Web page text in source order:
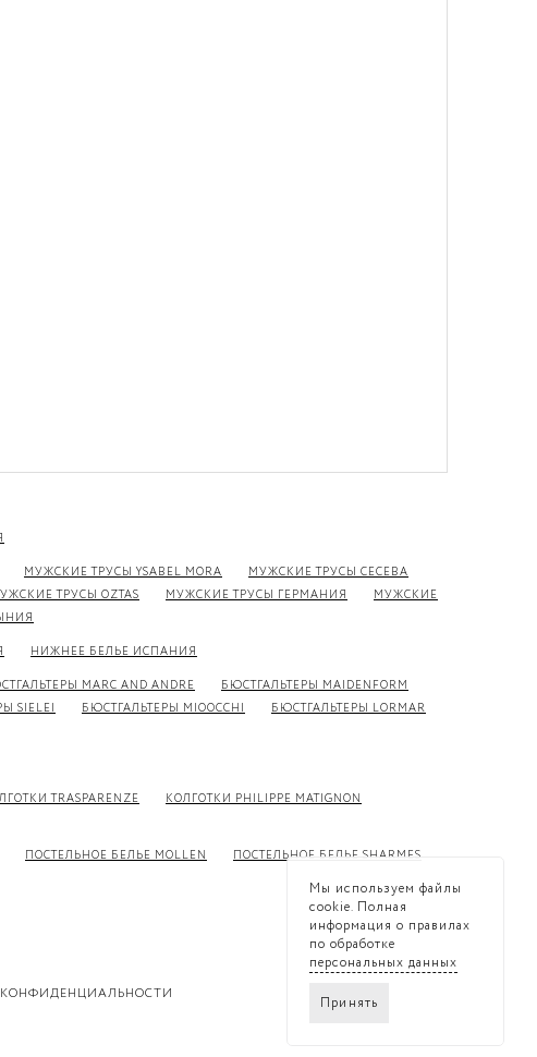
МУЖСКИЕ ТРУСЫ YSABEL MORA
МУЖСКИЕ ТРУСЫ CECEBA
ТРУСЫ OZTAS МУЖСКИЕ ТРУСЫ ГЕРМАНИЯ
МУЖСКИЕ
НИЖНЕЕ БЕЛЬЕ ИСПАНИЯ
MARC AND ANDRE
БЮСТГАЛЬТЕРЫ MAIDENFORM
SIELEI БЮСТГАЛЬТЕРЫ MIOOCCHI
БЮСТГАЛЬТЕРЫ LORMAR
TRASPARENZE
КОЛГОТКИ PHILIPPE MATIGNON
ПОСТЕЛЬНОЕ БЕЛЬЕ MOLLEN
ПОСТЕЛЬНОЕ БЕЛЬЕ SHARMES
Мы используем файлы
cookie. Полная
информация о правилах
по обработке
персональных данных
Принять